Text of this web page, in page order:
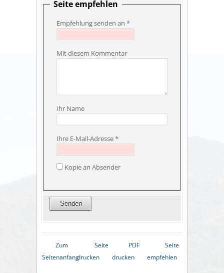
Seite empfehlen
Empfehlung senden an *
Mit diesem Kommentar
Ihr Name
Ihre E-Mail-Adresse*
Kopie an Absender
Zum
Seitenanfang
Seite
drucken
PDF
drucken
Seite
empfehlen